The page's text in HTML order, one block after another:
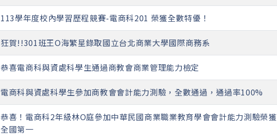
113學年度校內學習歷程競賽-電商科201 榮獲全數特優！
狂賀!!301班王O海繁星錄取國立台北商業大學國際商務系
恭喜電商科與資處科學生通過商教會商業管理能力檢定
電商科與資處科學生參加商教會會計能力測驗，全數通過，通過率100%
恭喜！電商科2年級林O庭參加中華民國商業職業教育學會會計能力測驗榮獲
全國第一